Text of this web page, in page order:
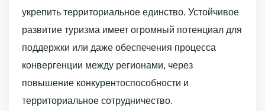
укрепить территориальное единство. Устойчивое
развитие туризма имеет огромный потенциал для
поддержки или даже обеспечения процесса
конвергенции между регионами, через
повышение конкурентоспособности и
территориальное сотрудничество.